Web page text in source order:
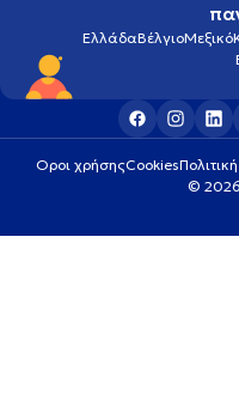
ΕλλάδαΒέλγιοΜεξικό
Οροι χρήσηςCookies
©